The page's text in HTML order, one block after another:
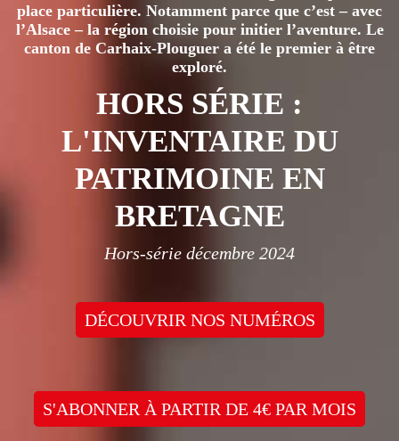
place particulière. Notamment parce que c’est – avec
l’Alsace – la région choisie pour initier l’aventure. Le
canton de Carhaix-Plouguer a été le premier à être
exploré.
HORS SÉRIE :
L'INVENTAIRE DU
PATRIMOINE EN
BRETAGNE
Hors-série décembre 2024
DÉCOUVRIR NOS NUMÉROS
S'ABONNER À PARTIR DE 4€ PAR MOIS